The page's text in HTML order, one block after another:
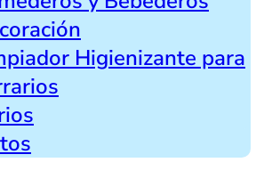
Higienizante para